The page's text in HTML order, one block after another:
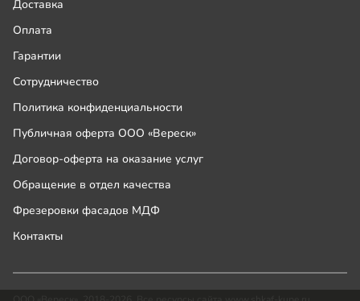
Доставка
Оплата
Гарантии
Сотрудничество
Политика конфиденциальности
Публичная оферта ООО «Вереск»
Договор-оферта на оказание услуг
Обращение в отдел качества
Фрезеровки фасадов МДФ
Контакты